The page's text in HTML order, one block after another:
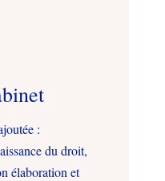
:
du droit,
élaboration et